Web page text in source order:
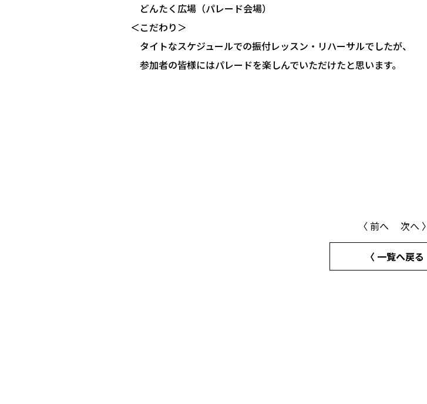
どんたく広場（パレード会場）
＜こだわり＞
タイトなスケジュールでの振付レッスン・リハーサルでしたが、
参加者の皆様にはパレードを楽しんでいただけたと思います。
〈 前へ 次へ 〉
〈 一覧へ戻る